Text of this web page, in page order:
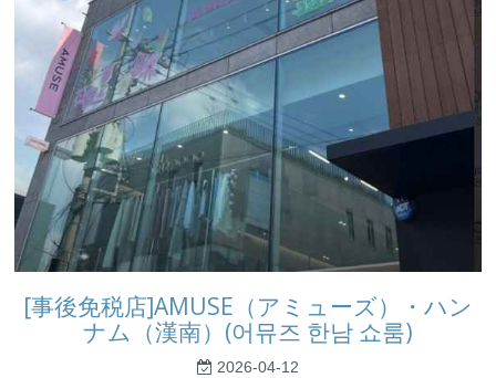
[事後免税店]AMUSE（アミューズ）・ハン
ナム（漢南）(어뮤즈 한남 쇼룸)
2026-04-12